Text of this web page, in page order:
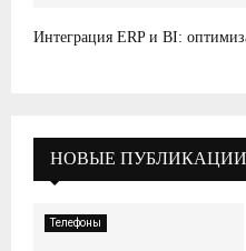
Интеграция ERP и BI:
НОВЫЕ ПУБЛИКАЦИИ
Телефоны